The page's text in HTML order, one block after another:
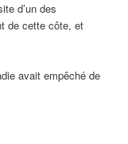
d’un des
de cette côte, et
avait empêché de